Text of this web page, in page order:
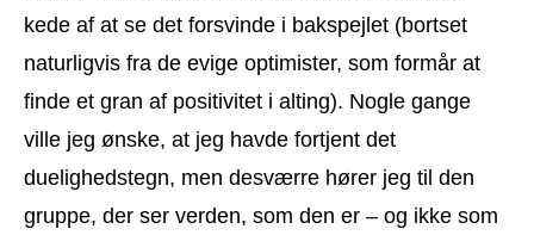
kede af at se det forsvinde i bakspejlet (bortset
naturligvis fra de evige optimister, som formår at
finde et gran af positivitet i alting). Nogle gange
ville jeg ønske, at jeg havde fortjent det
duelighedstegn, men desværre hører jeg til den
gruppe, der ser verden, som den er – og ikke som